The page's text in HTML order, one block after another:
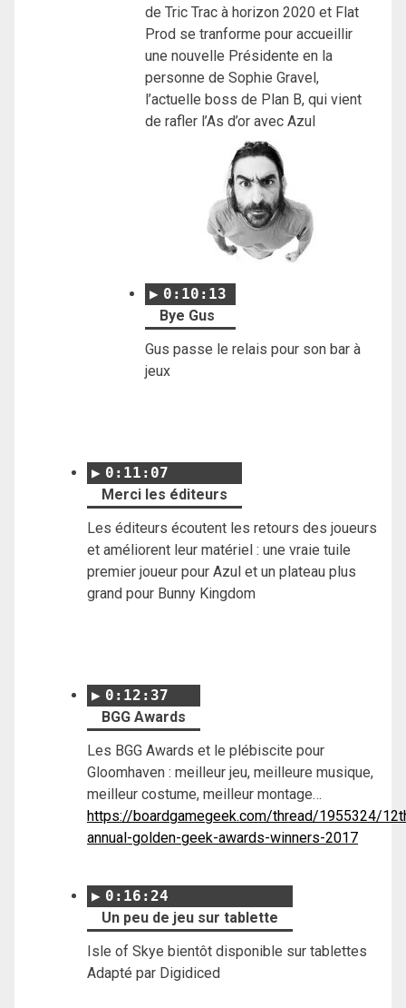
de Tric Trac à horizon 2020 et Flat
Prod se tranforme pour accueillir
une nouvelle Présidente en la
personne de Sophie Gravel,
l’actuelle boss de Plan B, qui vient
de rafler l’As d’or avec Azul
0:10:13
Bye Gus
Gus passe le relais pour son bar à
jeux
0:11:07
Merci les éditeurs
Les éditeurs écoutent les retours des joueurs
et améliorent leur matériel : une vraie tuile
premier joueur pour Azul et un plateau plus
grand pour Bunny Kingdom
0:12:37
BGG Awards
Les BGG Awards et le plébiscite pour
Gloomhaven : meilleur jeu, meilleure musique,
meilleur costume, meilleur montage…
https://boardgamegeek.com/thread/1955324/
annual-golden-geek-awards-winners-2017
0:16:24
Un peu de jeu sur tablette
Isle of Skye bientôt disponible sur tablettes
Adapté par Digidiced